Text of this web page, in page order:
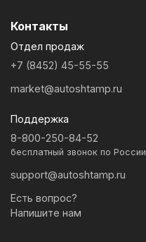
Контакты
Отдел продаж
+7 (8452) 45-55-55
market@autoshtamp.ru
Поддержка
8-800-250-84-52
бесплатный звонок по России
support@autoshtamp.ru
Есть вопрос?
Напишите нам